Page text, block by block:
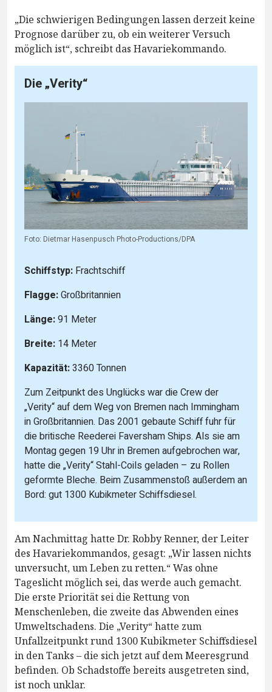
„Die schwierigen Bedingungen lassen derzeit keine
Prognose darüber zu, ob ein weiterer Versuch
möglich ist“, schreibt das Havariekommando.
Die „Verity“
Foto: Dietmar Hasenpusch Photo-Productions/DPA
Schiffstyp: Frachtschiff
Flagge:Großbritannien
Länge:91 Meter
Breite: 14 Meter
Kapazität:3360 Tonnen
Zum Zeitpunkt des Unglücks war die Crew der
„Verity“ auf dem Weg von Bremen nach Immingham
in Großbritannien. Das 2001 gebaute Schiff fuhr für
die britische Reederei Faversham Ships. Als sie am
Montag gegen 19 Uhr in Bremen aufgebrochen war,
hatte die „Verity“ Stahl-Coils geladen – zu Rollen
geformte Bleche. Beim Zusammenstoß außerdem an
Bord: gut 1300 Kubikmeter Schiffsdiesel.
Am Nachmittag hatte Dr. Robby Renner, der Leiter
des Havariekommandos, gesagt: „Wir lassen nichts
unversucht, um Leben zu retten.“ Was ohne
Tageslicht möglich sei, das werde auch gemacht.
Die erste Priorität sei die Rettung von
Menschenleben, die zweite das Abwenden eines
Umweltschadens. Die „Verity“ hatte zum
Unfallzeitpunkt rund 1300 Kubikmeter Schiffsdiesel
in den Tanks – die sich jetzt auf dem Meeresgrund
befinden. Ob Schadstoffe bereits ausgetreten sind,
ist noch unklar.